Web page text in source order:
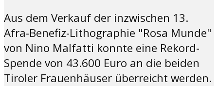
Aus dem Verkauf der inzwischen 13.
Afra-Benefiz-Lithographie "Rosa Munde"
von Nino Malfatti konnte eine Rekord-
Spende von 43.600 Euro an die beiden
Tiroler Frauenhäuser überreicht werden.